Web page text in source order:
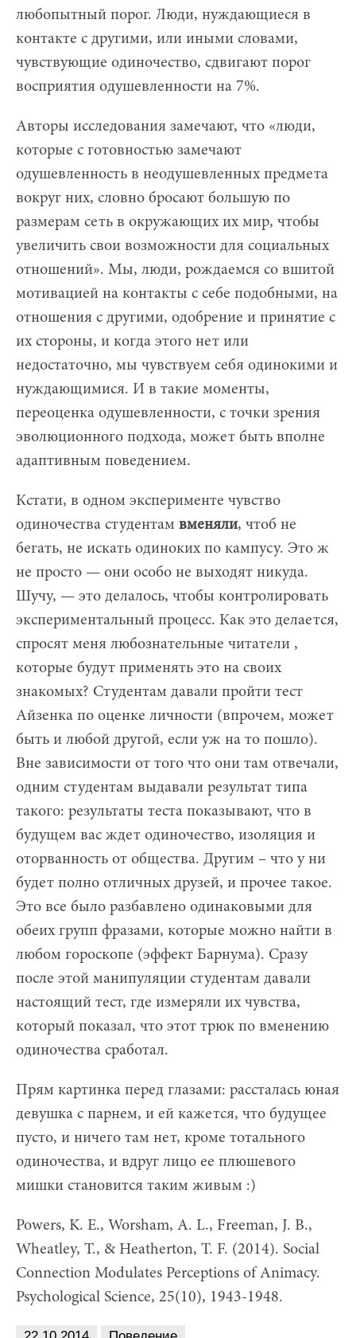
любопытный порог. Люди, нуждающиеся в
контакте с другими, или иными словами,
чувствующие одиночество, сдвигают порог
восприятия одушевленности на 7%.
Авторы исследования замечают, что «люди,
которые с готовностью замечают
одушевленность в неодушевленных предмета
вокруг них, словно бросают большую по
размерам сеть в окружающих их мир, чтобы
увеличить свои возможности для социальных
отношений». Мы, люди, рождаемся со вшитой
мотивацией на контакты с себе подобными, на
отношения с другими, одобрение и принятие с
их стороны, и когда этого нет или
недостаточно, мы чувствуем себя одинокими и
нуждающимися. И в такие моменты,
переоценка одушевленности, с точки зрения
эволюционного подхода, может быть вполне
адаптивным поведением.
Кстати, в одном эксперименте чувство
одиночества студентам вменяли, чтоб не
бегать, не искать одиноких по кампусу. Это ж
не просто — они особо не выходят никуда.
Шучу, — это делалось, чтобы контролировать
экспериментальный процесс. Как это делается,
спросят меня любознательные читатели ,
которые будут применять это на своих
знакомых? Студентам давали пройти тест
Айзенка по оценке личности (впрочем, может
быть и любой другой, если уж на то пошло).
Вне зависимости от того что они там отвечали,
одним студентам выдавали результат типа
такого: результаты теста показывают, что в
будущем вас ждет одиночество, изоляция и
оторванность от общества. Другим – что у ни
будет полно отличных друзей, и прочее такое.
Это все было разбавлено одинаковыми для
обеих групп фразами, которые можно найти в
любом гороскопе (эффект Барнума). Сразу
после этой манипуляции студентам давали
настоящий тест, где измеряли их чувства,
который показал, что этот трюк по вменению
одиночества сработал.
Прям картинка перед глазами: рассталась юная
девушка с парнем, и ей кажется, что будущее
пусто, и ничего там нет, кроме тотального
одиночества, и вдруг лицо ее плюшевого
мишки становится таким живым :)
Powers, K. E., Worsham, A. L., Freeman, J. B.,
Wheatley, T., & Heatherton, T. F. (2014). Social
Connection Modulates Perceptions of Animacy.
Psychological Science, 25(10), 1943-1948.